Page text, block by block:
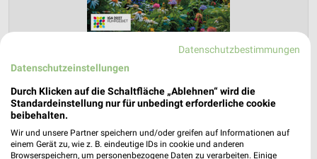
Netto Marken-Discount Prospekt für
Hannover ab Do. den 30.07.
Reisemagazin August 2026
Datenschutzbestimmungen
Datenschutzeinstellungen
Durch Klicken auf die Schaltfläche „Ablehnen“ wird die
Standardeinstellung nur für unbedingt erforderliche cookie
beibehalten.
Wir und unsere Partner speichern und/oder greifen auf Informationen auf
einem Gerät zu, wie z. B. eindeutige IDs in cookie und anderen
Browserspeichern, um personenbezogene Daten zu verarbeiten. Einige